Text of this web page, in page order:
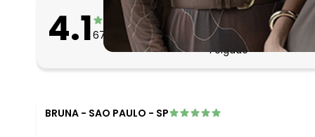
4.167 avaliações
O que as clientes
Apertado
Bom
Folgado
BRUNA - SAO PAULO - SP